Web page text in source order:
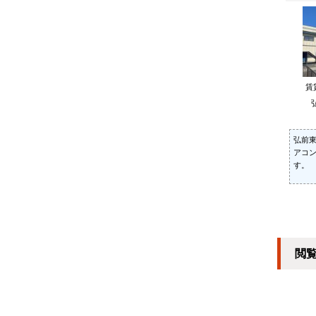
賃
弘前
アコ
す。
閲